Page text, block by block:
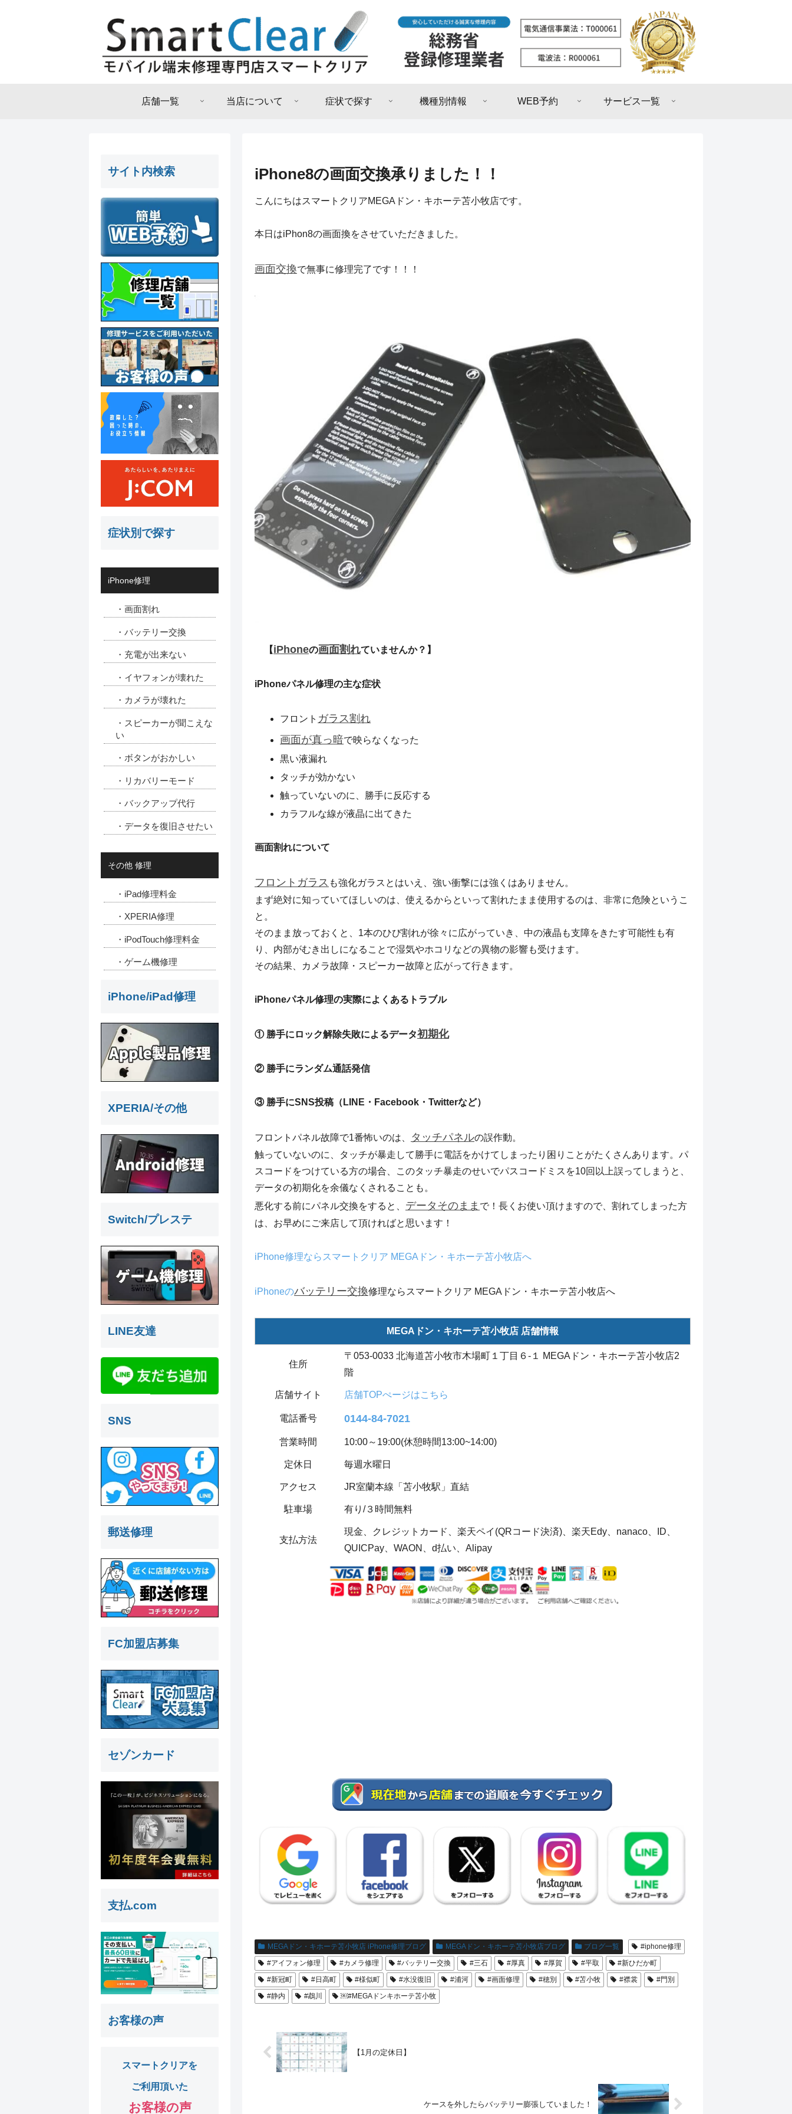
店舗一覧 当店について 症状で探す 機種別情報 WEB予約 サービス一覧
iPhone8の画面交換承りました！！
こんにちはスマートクリアMEGAドン・キホーテ苫小牧店です。
本日はiPhon8の画面換をさせていただきました。
画面交換で無事に修理完了です！！！
【iPhoneの画面割れていませんか？】
iPhoneパネル修理の主な症状
フロント ガラス割れ
画面が真っ暗で映らなくなった
黒い液漏れ
タッチが効かない
触っていないのに、勝手に反応する
カラフルな線が液晶に出てきた
画面割れについて
フロントガラス も強化ガラスとはいえ、強い衝撃には強くはありません。
まず絶対に知っていてほしいのは、使えるからといって割れたまま使用するのは、非常に危険というこ
と。
そのまま放っておくと、1本のひび割れが徐々に広がっていき、中の液晶も支障をきたす可能性も有
り、内部がむき出しになることで湿気やホコリなどの異物の影響も受けます。
その結果、カメラ故障・スピーカー故障と広がって行きます。
iPhoneパネル修理の実際によくあるトラブル
① 勝手にロック解除失敗によるデータ初期化
② 勝手にランダム通話発信
③ 勝手にSNS投稿（LINE・Facebook・Twitterなど）
フロントパネル故障で1番怖いのは、 タッチパネルの誤作動。
触っていないのに、タッチが暴走して勝手に電話をかけてしまったり困りことがたくさんあります。パ
スコードをつけている方の場合、このタッチ暴走のせいでパスコードミスを10回以上誤ってしまうと、
データの初期化を余儀なくされることも。
悪化する前にパネル交換をすると、 データそのまま で！長くお使い頂けますので、割れてしまった方
は、お早めにご来店して頂ければと思います！
iPhone修理ならスマートクリア MEGAドン・キホーテ苫小牧店へ
iPhoneのバッテリー交換修理ならスマートクリア MEGAドン・キホーテ苫小牧店へ
MEGAドン・キホーテ苫小牧店 店舗情報
住所
〒053-0033 北海道苫小牧市木場町１丁目６-１ MEGAドン・キホーテ苫小牧店2
階
店舗サイト 店舗TOPぺージはこちら
電話番号 0144-84-7021
営業時間 10:00～19:00(休憩時間13:00~14:00)
定休日 毎週水曜日
アクセス JR室蘭本線「苫小牧駅」直結
駐車場 有り/３時間無料
支払方法
現金、クレジットカード、楽天ペイ(QRコード決済)、楽天Edy、nanaco、ID、
QUICPay、WAON、d払い、Alipay
MEGAドン・キホーテ苫小牧店 iPhone修理ブログ MEGAドン・キホーテ苫小牧店ブログ ブログ一覧
#iphone修理
#アイフォン修理
#カメラ修理 #バッテリー交換 #三石 #厚真 #厚賀 #平取
#新ひだか町
#新冠町
#日高町 #様似町 #水没復旧 #浦河 #画面修理 #穂別 #苫小牧 #襟裳
#門別
#静内
#鵡川 ￼#MEGAドンキホーテ苫小牧
【1月の定休日】
ケースを外したらバッテリー膨張していました！
サイト内検索
症状別で探す
iPhone修理
・画面割れ
・バッテリー交換
・充電が出来ない
・イヤフォンが壊れた
・カメラが壊れた
・スピーカーが聞こえな
い
・ボタンがおかしい
・リカバリーモード
・バックアップ代行
・データを復旧させたい
その他 修理
・iPad修理料金
・XPERIA修理
・iPodTouch修理料金
・ゲーム機修理
iPhone/iPad修理
XPERIA/その他
Switch/プレステ
LINE友達
SNS
郵送修理
FC加盟店募集
セゾンカード
支払.com
お客様の声
スマートクリアを
ご利用頂いた
お客様の声